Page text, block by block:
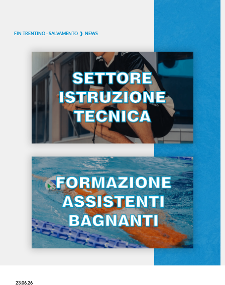
FIN TRENTINO - SALVAMENTO NEWS
23.06.26